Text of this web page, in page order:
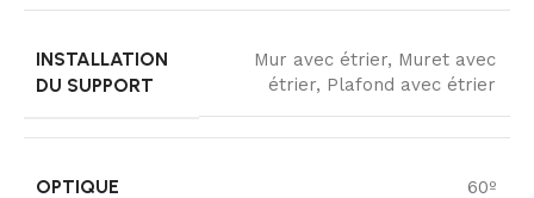
INSTALLATION
DU SUPPORT
Mur avec étrier, Muret avec
étrier, Plafond avec étrier
OPTIQUE 60º